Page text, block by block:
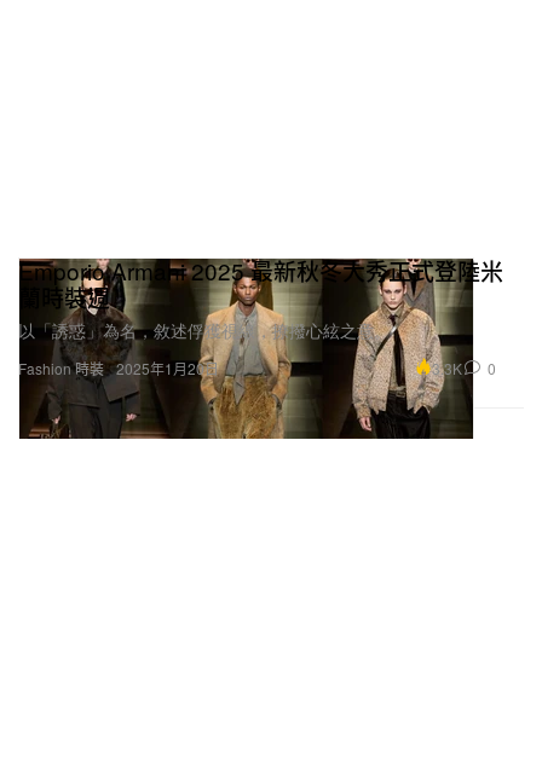
Fashion 時裝
Emporio Armani 2025 最新秋冬大秀正式登陸米
蘭時裝週
以「誘惑」為名，敘述俘獲視線，撩撥心絃之意。
2025年1月20日 3.3K 0